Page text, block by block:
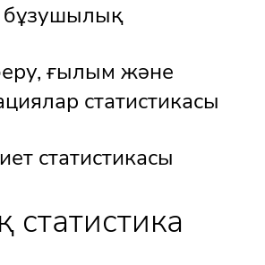
ғылым және
статистикасы
статистикасы
статистика